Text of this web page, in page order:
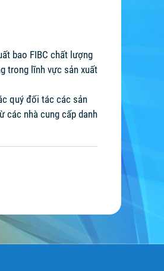
bao FIBC chất lượng
trong lĩnh vực sản xuất
quý đối tác các sản
các nhà cung cấp danh